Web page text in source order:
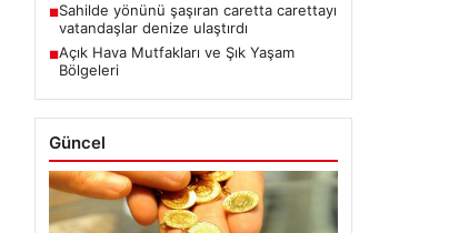
■Sahilde yönünü şaşıran caretta carettayı
vatandaşlar denize ulaştırdı
■Açık Hava Mutfakları ve Şık Yaşam
Bölgeleri
Güncel